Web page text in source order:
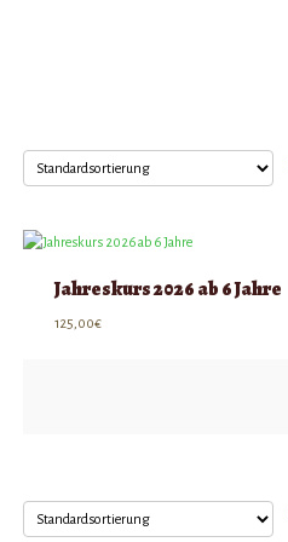
Jahreskurs 2026 ab 6 Jahre
125,00€